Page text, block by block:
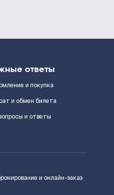
ответы
и покупка
и обмен билета
и ответы
и онлайн-заказ